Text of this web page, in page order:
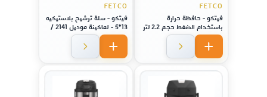
FETCO
فيتكو - حافظة حرارة
باستخدام الضغط حجم 2.2 لتر
- زجاج
FETCO
فيتكو - سلة ترشيح بلاستيكيه
13*5 - لماكينة موديل 2141 /
2131 / 1221